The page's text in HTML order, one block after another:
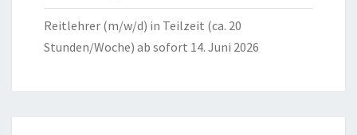
Reitlehrer (m/w/d) in Teilzeit (ca. 20
Stunden/Woche) ab sofort 14. Juni 2026